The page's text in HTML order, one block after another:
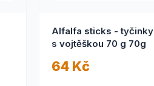
Alfalfa sticks - tyčinky
s vojtěškou 70 g 70g
64 Kč